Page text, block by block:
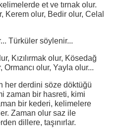
et ve tırnak olur.
Kerem olur, Bedir olur, Celal
Türküler söylenir...
Kızılırmak olur, Kösedağ
olur, Yayla olur...
her derdini söze döktüğü
zaman bir hasreti, kimi
bir kederi, kelimelere
Zaman olur saz ile
dillere, taşınırlar.